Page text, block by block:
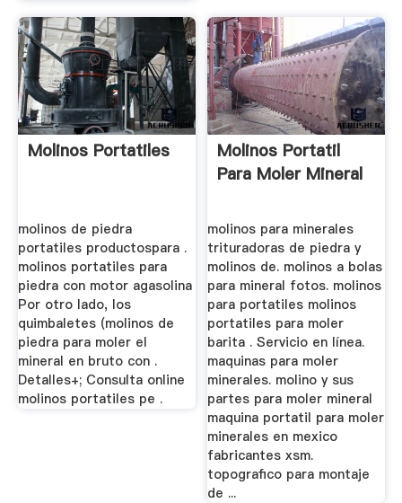
Molinos Portatiles
molinos de piedra
portatiles productospara .
molinos portatiles para
piedra con motor agasolina
Por otro lado, los
quimbaletes (molinos de
piedra para moler el
mineral en bruto con .
Detalles+; Consulta online
molinos portatiles pe .
Molinos Portatil
Para Moler Mineral
molinos para minerales
trituradoras de piedra y
molinos de. molinos a bolas
para mineral fotos. molinos
para portatiles molinos
portatiles para moler
barita . Servicio en línea.
maquinas para moler
minerales. molino y sus
partes para moler mineral
maquina portatil para moler
minerales en mexico
fabricantes xsm.
topografico para montaje
de ...